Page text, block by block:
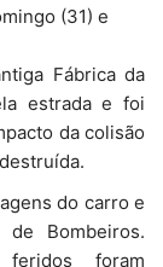
(31) e
Fábrica da
estrada e foi
da colisão
do carro e
de Bombeiros.
foram